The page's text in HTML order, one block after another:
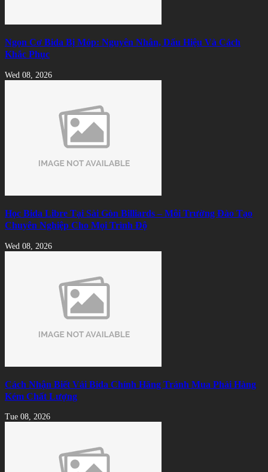
Ngọn Cơ Bida Bị Móp: Nguyên Nhân, Dấu Hiệu Và Cách
Khắc Phục
Wed 08, 2026
Học Bida Libre Tại Sài Gòn Billiards – Môi Trường Đào Tạo
Chuyên Nghiệp Cho Mọi Trình Độ
Wed 08, 2026
Cách Nhận Biết Vải Bida Chính Hãng Tránh Mua Phải Hàng
Kém Chất Lượng
Tue 08, 2026